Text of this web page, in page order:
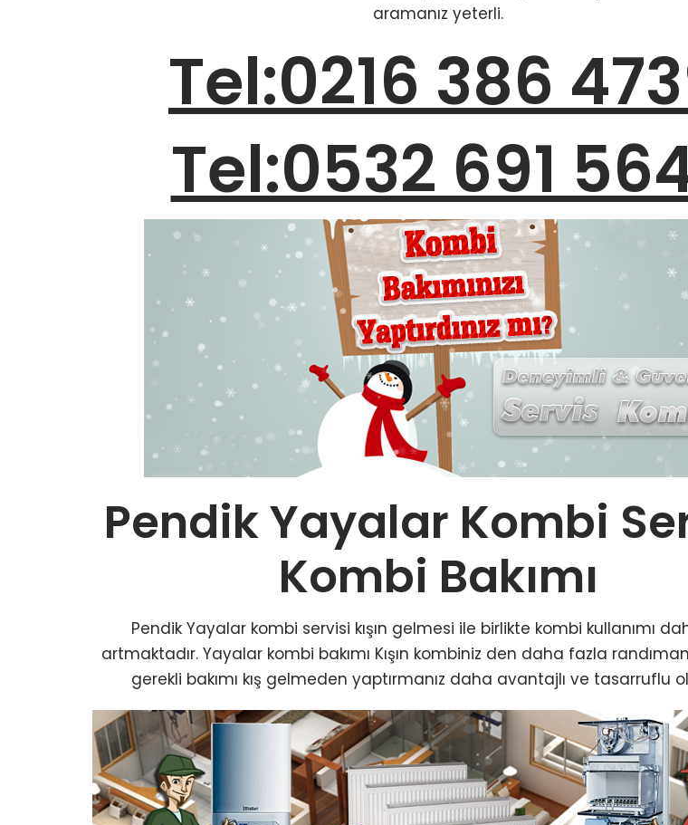
aramanız yeterli.
Tel:0216 386
Tel:0532 691
Pendik Yayalar Kombi
Kombi Bakımı
Pendik Yayalar kombi servisi kışın gelmesi ile birlikte kombi kullanımı
artmaktadır. Yayalar kombi bakımı Kışın kombiniz den daha fazla
gerekli bakımı kış gelmeden yaptırmanız daha avantajlı ve tasarruflu